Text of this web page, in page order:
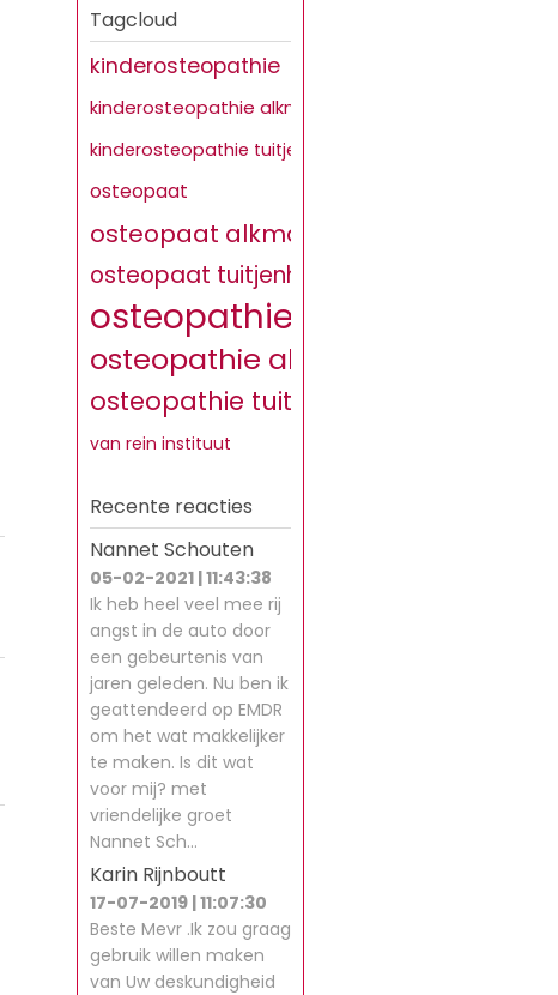
Tagcloud
kinderosteopathie
kinderosteopathie alkmaar
kinderosteopathie tuitjenhorn
osteopaat
osteopaat alkmaar
osteopaat tuitjenhorn
osteopathie
osteopathie alkmaar
osteopathie tuitjenhorn
van rein instituut
Recente reacties
Nannet Schouten
05-02-2021 | 11:43:38
Ik heb heel veel mee rij
angst in de auto door
een gebeurtenis van
jaren geleden. Nu ben ik
geattendeerd op EMDR
om het wat makkelijker
te maken. Is dit wat
voor mij? met
vriendelijke groet
Nannet Sch…
Karin Rijnboutt
17-07-2019 | 11:07:30
Beste Mevr .Ik zou graag
gebruik willen maken
van Uw deskundigheid